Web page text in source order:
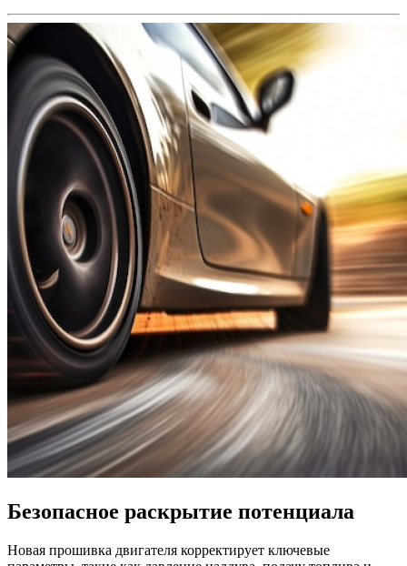
Безопасное раскрытие потенциала
Новая прошивка двигателя корректирует ключевые